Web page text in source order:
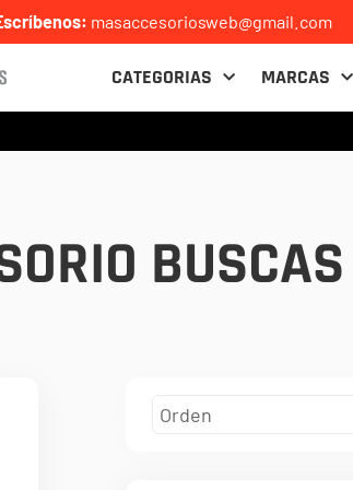
masaccesoriosweb@gmail.com
CATEGORIAS MARCAS